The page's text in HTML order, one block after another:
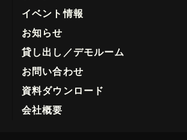
イベント情報
お知らせ
貸し出し／デモルーム
お問い合わせ
資料ダウンロード
会社概要